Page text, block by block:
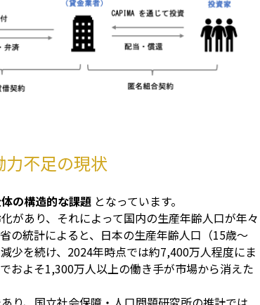
力不足の現状
の構造的な課題 となっています。
があり、それによって国内の生産年齢人口が年々
の統計によると、日本の生産年齢人口（15歳〜
少を続け、2024年時点では約7,400万人程度にま
およそ1,300万人以上の働き手が市場から消えた